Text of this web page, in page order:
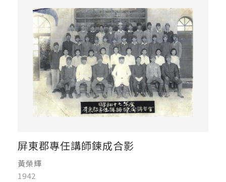
屏東郡專任講師鍊成合影
黃榮輝
1942